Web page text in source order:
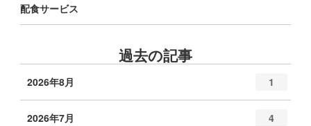
配食サービス
過去の記事
2026年8月 1
2026年7月 4